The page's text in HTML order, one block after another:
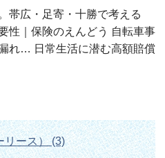
帯広・足寄・十勝で考える
性｜保険のえんどう 自転車事
れ… 日常生活に潜む高額賠償
リース）(3)